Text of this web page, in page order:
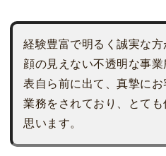
経験豊富で明るく誠実な方
顔の見えない不透明な事
表自ら前に出て、真摯に
業務をされており、とて
思います。